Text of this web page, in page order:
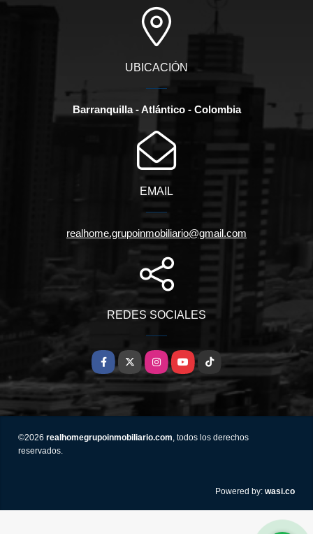
UBICACIÓN
Barranquilla - Atlántico - Colombia
EMAIL
realhome.grupoinmobiliario@gmail.com
REDES SOCIALES
Facebook
X InstagramYouTubeTikTok
©2026 realhomegrupoinmobiliario.com, todos los derechos
reservados.
Powered by: wasi.co